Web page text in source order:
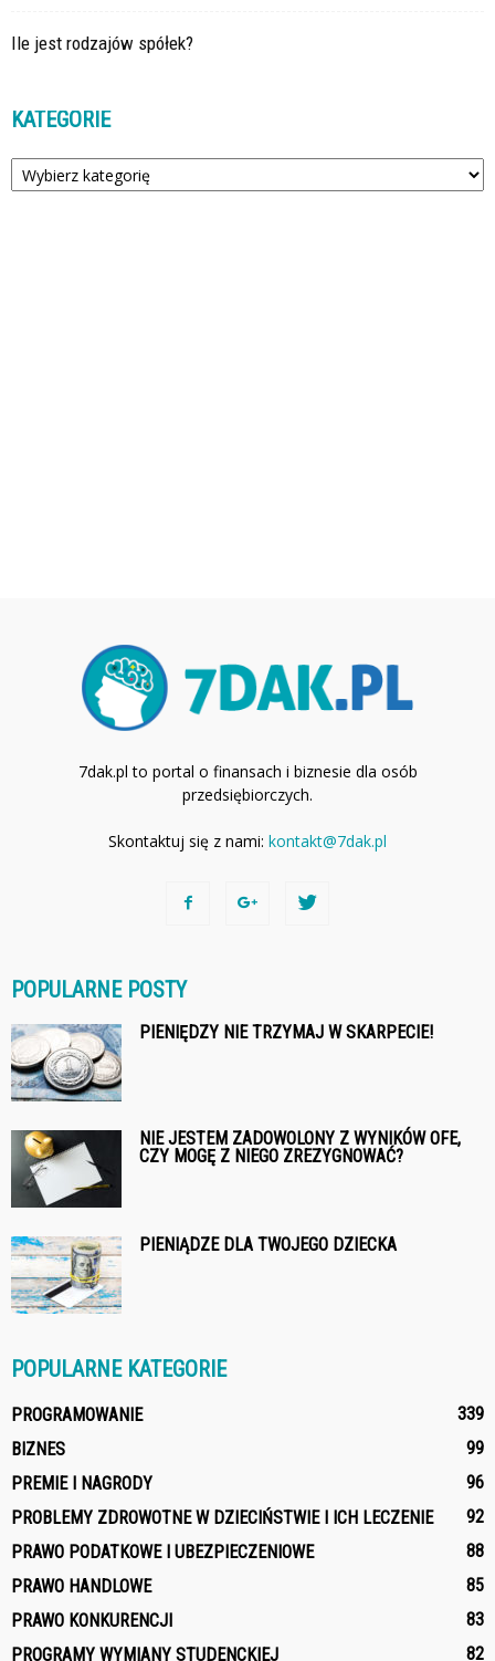
Ile jest rodzajów spółek?
KATEGORIE
Kategorie
7dak.pl to portal o finansach i biznesie dla osób
przedsiębiorczych.
Skontaktuj się z nami: kontakt@7dak.pl
POPULARNE POSTY
PIENIĘDZY NIE TRZYMAJ W SKARPECIE!
NIE JESTEM ZADOWOLONY Z WYNIKÓW OFE,
CZY MOGĘ Z NIEGO ZREZYGNOWAĆ?
PIENIĄDZE DLA TWOJEGO DZIECKA
POPULARNE KATEGORIE
PROGRAMOWANIE
339
BIZNES
99
PREMIE I NAGRODY
96
PROBLEMY ZDROWOTNE W DZIECIŃSTWIE I ICH LECZENIE
92
PRAWO PODATKOWE I UBEZPIECZENIOWE
88
PRAWO HANDLOWE
85
PRAWO KONKURENCJI
83
PROGRAMY WYMIANY STUDENCKIEJ
82